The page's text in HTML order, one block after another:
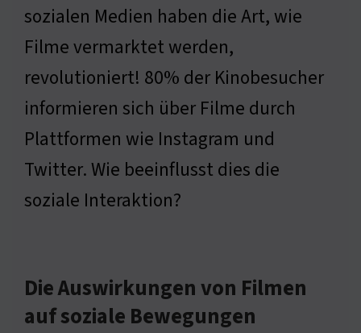
sozialen Medien haben die Art, wie
Filme vermarktet werden,
revolutioniert! 80% der Kinobesucher
informieren sich über Filme durch
Plattformen wie Instagram und
Twitter. Wie beeinflusst dies die
soziale Interaktion?
Die Auswirkungen von Filmen
auf soziale Bewegungen